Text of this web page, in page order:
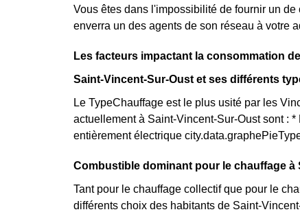
Vous êtes dans l'impossibilité de fournir un
enverra un des agents de son réseau à votre
Les facteurs impactant la consommation
Saint-Vincent-Sur-Oust et ses différents
Le TypeChauffage est le plus usité par les
actuellement à Saint-Vincent-Sur-Oust sont :
entièrement électrique
Combustible dominant pour le chauffage à
Tant pour le chauffage collectif que pour le
différents choix des habitants de Saint-